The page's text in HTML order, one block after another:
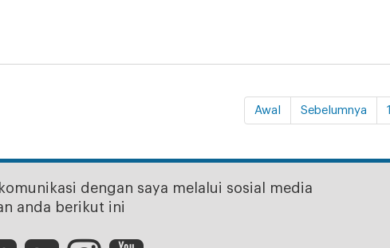
Awal Sebelumnya 1
dengan saya melalui sosial media
anda berikut ini